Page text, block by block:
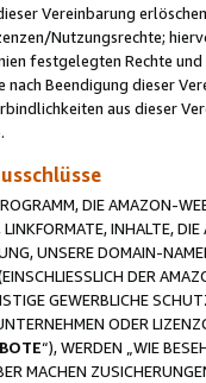
Vereinbarung
Nutzungsrechte;
festgelegten Rechte
nach Beendigung dieser
aus dieser
DIE AMAZON-
INHALTE,
UNSERE DOMAIN-
DER
GEWERBLICHE
ODER
“), WERDEN „WIE
MACHEN